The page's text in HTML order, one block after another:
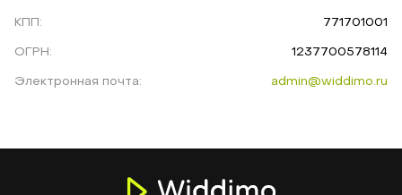
КПП: 771701001
ОГРН: 1237700578114
Электронная почта: admin@widdimo.ru